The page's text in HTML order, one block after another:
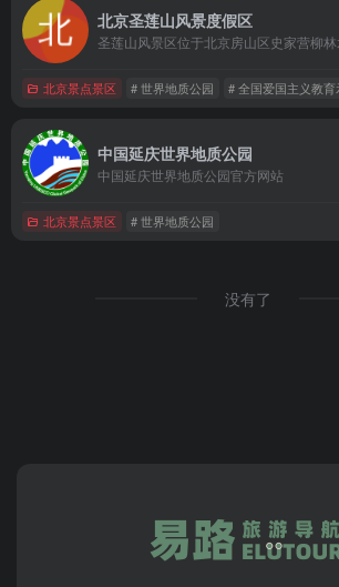
北京圣莲山风景度假区
北京景点景区 # 世界地质公园 # 全国爱国主义教
中国延庆世界地质公园
中国延庆世界地质公园官方网站
北京景点景区 # 世界地质公园
没有了